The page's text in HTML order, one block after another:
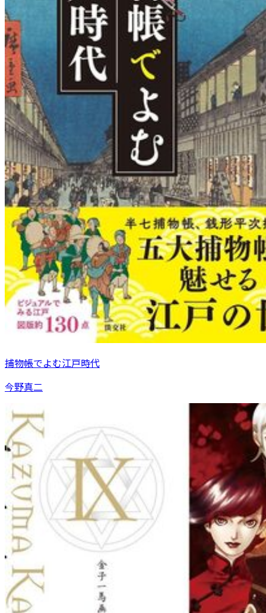
捕物帳でよむ江戸時代
今野真二